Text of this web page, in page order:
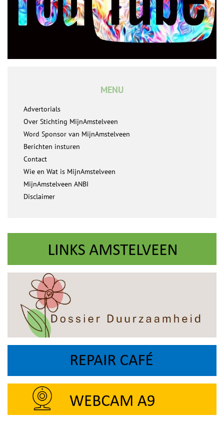
MENU
Advertorials
Over Stichting MijnAmstelveen
Word Sponsor van MijnAmstelveen
Berichten insturen
Contact
Wie en Wat is MijnAmstelveen
MijnAmstelveen ANBI
Disclaimer